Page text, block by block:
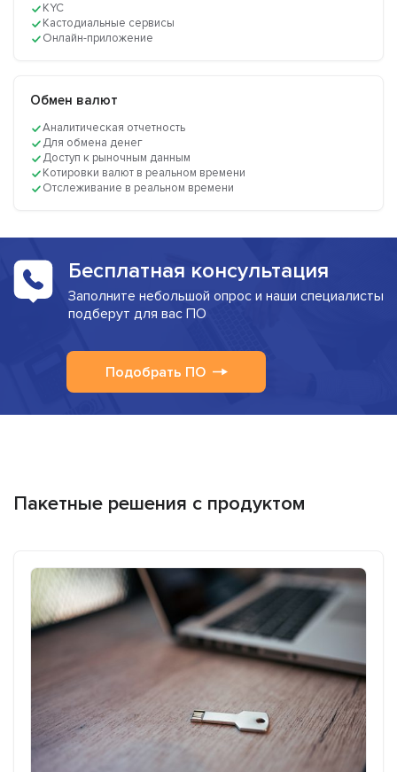
KYC
Кастодиальные сервисы
Онлайн-приложение
Обмен валют
Аналитическая отчетность
Для обмена денег
Доступ к рыночным данным
Котировки валют в реальном времени
Отслеживание в реальном времени
Бесплатная консультация
Заполните небольшой опрос и наши специалисты
подберут для вас ПО
Подобрать ПО
Пакетные решения с продуктом